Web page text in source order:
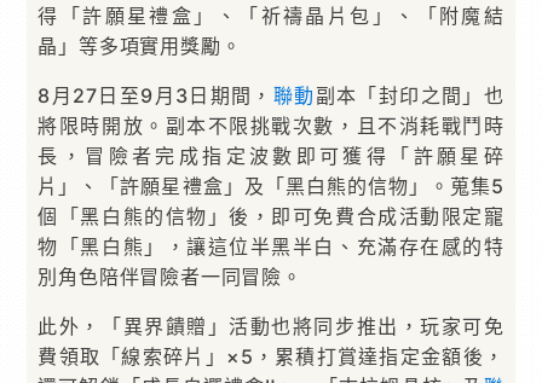
得「許願星禮盒」、「祈禱晶片包」、「附魔結
晶」等多項實用獎勵。
8月27日至9月3日期間， 聯動 副本「封印之間」也
將限時開放。副本不限挑戰次數，且不消耗戰鬥時
長，冒險者完成指定波數即可獲得「許願星碎
片」、「許願星禮盒」及「黑白熊的信物」。蒐集5
個「黑白熊的信物」後，即可免費合成活動限定寵
物「黑白熊」，讓這位半黑半白、充滿存在感的特
別角色陪伴冒險者一同冒險。
此外，「異界饋贈」活動也將同步推出，玩家可免
費領取「線索碎片」×5，累積打賞達指定金額後，